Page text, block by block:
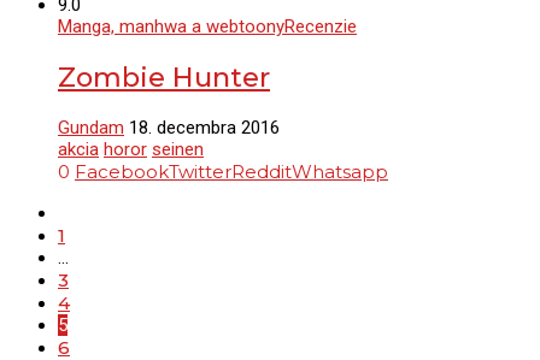
9.0
Manga, manhwa a webtoonyRecenzie
Zombie Hunter
Gundam 18. decembra 2016
akcia horor seinen
0 FacebookTwitterRedditWhatsapp
1
…
3
4
5
6